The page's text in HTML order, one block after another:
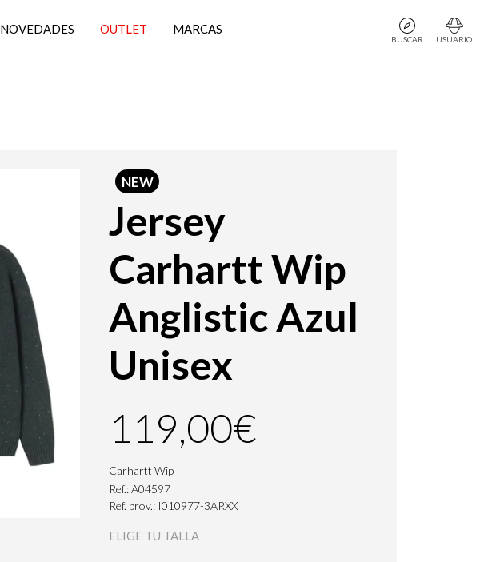
NOVEDADES OUTLET MARCAS
BUSCAR USUARIO
NEW
Jersey
Carhartt Wip
Anglistic Azul
Unisex
119,00€
Carhartt Wip
Ref.: A04597
Ref. prov.: I010977-3ARXX
ELIGE TU TALLA